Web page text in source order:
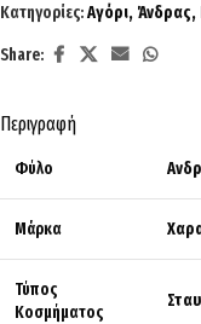
Κατηγορίες:Αγόρι, Άνδρας,
Share:
Περιγραφή
Φύλο
Μάρκα
Τύπος
Κοσμήματος